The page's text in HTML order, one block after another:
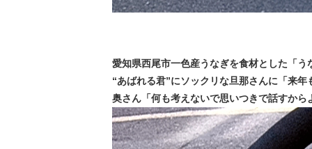
愛知県西尾市一色産うなぎを食材とした「
“あばれる君”にソックリな旦那さんに「来
奥さん「何も考えないで思いつきで話すから